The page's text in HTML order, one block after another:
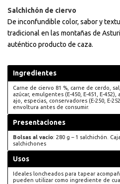
Salchichón de ciervo
De inconfundible color, sabor y
tradicional en las montañas de
auténtico producto de caza.
Ingredientes
Carne de ciervo 81 %, carne de cerdo,
azúcar, emulgentes (E-450, E-451, E-452),
ajo, especias, conservadores (E-250, E-
envoltura antes de consumir.
Presentaciones
Bolsas al vacío: 280 g – 1 salchichón.
salchichones
Usos
Ideales loncheados para tapear
pueden utilizar como ingrediente de